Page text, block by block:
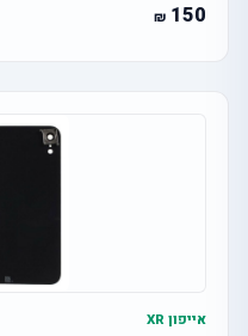
150
אייפון XR